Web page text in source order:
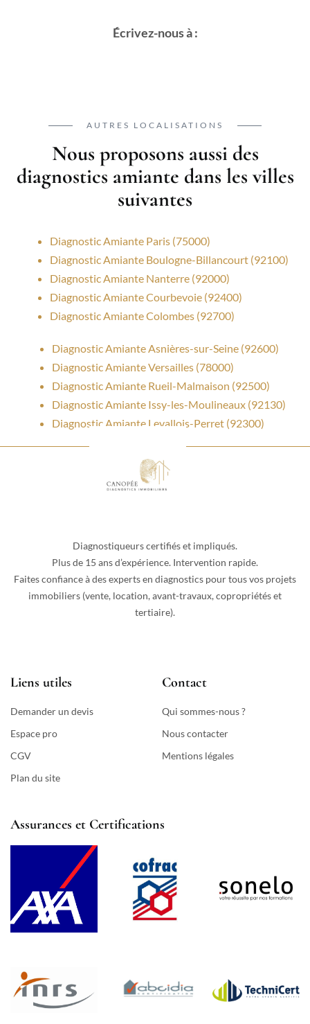
Écrivez-nous à :
AUTRES LOCALISATIONS
Nous proposons aussi des
diagnostics amiante dans les villes
suivantes
Diagnostic Amiante Paris (75000)
Diagnostic Amiante Boulogne-Billancourt (92100)
Diagnostic Amiante Nanterre (92000)
Diagnostic Amiante Courbevoie (92400)
Diagnostic Amiante Colombes (92700)
Diagnostic Amiante Asnières-sur-Seine (92600)
Diagnostic Amiante Versailles (78000)
Diagnostic Amiante Rueil-Malmaison (92500)
Diagnostic Amiante Issy-les-Moulineaux (92130)
Diagnostic Amiante Levallois-Perret (92300)
Diagnostiqueurs certifiés et impliqués.
Plus de 15 ans d’expérience. Intervention rapide.
Faites confiance à des experts en diagnostics pour tous vos projets
immobiliers (vente, location, avant-travaux, copropriétés et
tertiaire).
Liens utiles
Demander un devis
Espace pro
CGV
Plan du site
Contact
Qui sommes-nous ?
Nous contacter
Mentions légales
Assurances et Certifications